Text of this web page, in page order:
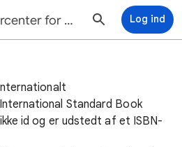
Hjælp til Partnercenter for Google Play Bøger Log ind
Standard Book
id og er udstedt af et ISBN-